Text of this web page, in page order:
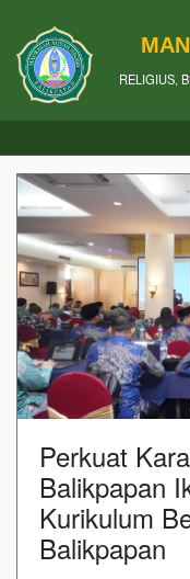
RELIGIUS,
Perkuat
Balikpapan
Kurikulum
Balikpapan